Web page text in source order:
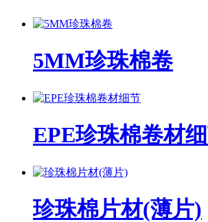
5MM珍珠棉卷
EPE珍珠棉卷材
珍珠棉片材(薄片)